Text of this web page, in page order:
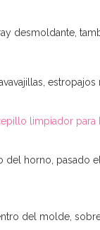
desmoldante,
limpiador para
horno, pasado
del molde,